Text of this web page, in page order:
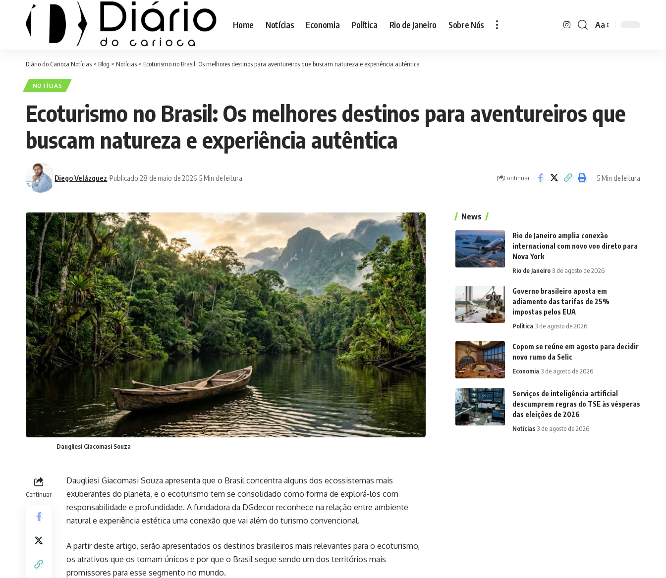
Home Notícias Economia Política Rio de Janeiro Sobre Nós
Font
Aa
Diário do Carioca Notícias > Blog > Notícias > Ecoturismo no Brasil: Os melhores destinos para aventureiros que buscam natureza e experiência autêntica
NOTÍCIAS
Ecoturismo no Brasil: Os melhores destinos para aventureiros que
buscam natureza e experiência autêntica
Diego Velázquez Publicado 28 de maio de 2026 5 Min de leitura Continuar 5 Min de leitura
Daugliesi Giacomasi Souza
Continuar
Daugliesi Giacomasi Souza apresenta que o Brasil concentra alguns dos ecossistemas mais
exuberantes do planeta, e o ecoturismo tem se consolidado como forma de explorá-los com
responsabilidade e profundidade. A fundadora da DGdecor reconhece na relação entre ambiente
natural e experiência estética uma conexão que vai além do turismo convencional.
A partir deste artigo, serão apresentados os destinos brasileiros mais relevantes para o ecoturismo,
os atrativos que os tornam únicos e por que o Brasil segue sendo um dos territórios mais
promissores para esse segmento no mundo.
News
Rio de Janeiro amplia conexão
internacional com novo voo direto para
Nova York
Rio de Janeiro 3 de agosto de 2026
Governo brasileiro aposta em
adiamento das tarifas de 25%
impostas pelos EUA
Política 3 de agosto de 2026
Copom se reúne em agosto para decidir
novo rumo da Selic
Economia 3 de agosto de 2026
Serviços de inteligência artificial
descumprem regras do TSE às vésperas
das eleições de 2026
Notícias 3 de agosto de 2026